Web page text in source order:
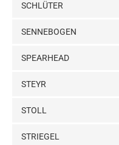
SCHLÜTER
SENNEBOGEN
SPEARHEAD
STEYR
STOLL
STRIEGEL